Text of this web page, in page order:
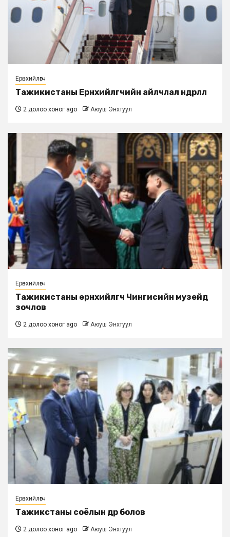
Ерөнхийлөгч
Тажикистаны Ерөнхийлөгчийн айлчлал өндөрлөлөө
2 долоо хоног ago Аюуш Энхтуул
Ерөнхийлөгч
Тажикистаны ерөнхийлөгч Чингисийн музейд
зочлов
2 долоо хоног ago Аюуш Энхтуул
Ерөнхийлөгч
Тажикстаны соёлын өдөр болов
2 долоо хоног ago Аюуш Энхтуул